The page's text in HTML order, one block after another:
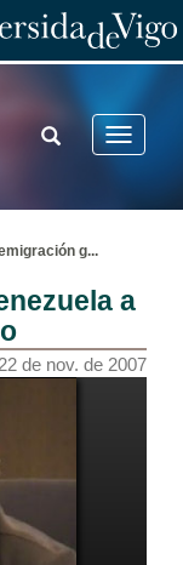
Toggle
TOGGLE
SEARCH
g...
a
22 de nov. de 2007